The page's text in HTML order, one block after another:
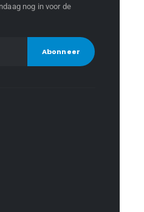
nog in voor de